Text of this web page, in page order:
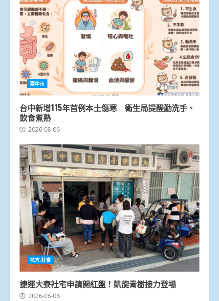
臺中市
台中新增115年首例本土傷寒 衛生局提醒勤洗手、
飲食煮熟
2026-08-06
地方.社會
捷運大寮社宅申請開紅盤！凱旋青樹接力登場
2026-08-06